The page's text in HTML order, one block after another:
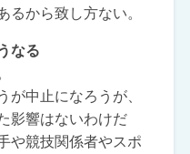
るから致し方ない。
なる
中止になろうが、
影響はないわけだ
や競技関係者やスポ